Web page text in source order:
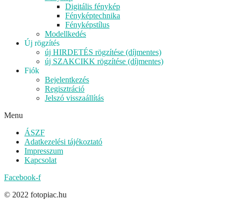
Digitális fénykép
Fényképtechnika
Fényképstílus
Modellkedés
Új rögzítés
új HIRDETÉS rögzítése (díjmentes)
új SZAKCIKK rögzítése (díjmentes)
Fiók
Bejelentkezés
Regisztráció
Jelszó visszaállítás
Menu
ÁSZF
Adatkezelési tájékoztató
Impresszum
Kapcsolat
Facebook-f
© 2022 fotopiac.hu